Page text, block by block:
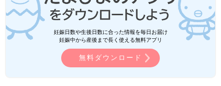
妊娠日数や生後日数に合った情報を毎日お届け
妊娠中から産後まで長く使える無料アプリ
無料ダウンロード